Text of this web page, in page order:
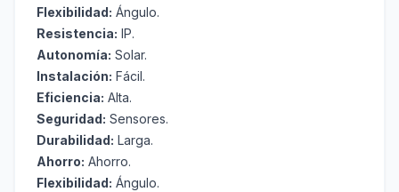
Flexibilidad: Ángulo.
Resistencia: IP.
Autonomía: Solar.
Instalación: Fácil.
Eficiencia: Alta.
Seguridad: Sensores.
Durabilidad: Larga.
Ahorro: Ahorro.
Flexibilidad: Ángulo.